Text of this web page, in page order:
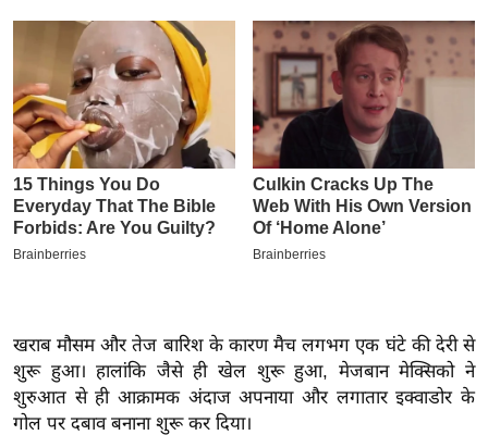
के
ट
I
P
L
2
क्रा
इ
म
खराब मौसम और तेज बारिश के कारण मैच लगभग एक घंटे की देरी से
शुरू हुआ। हालांकि जैसे ही खेल शुरू हुआ, मेजबान मेक्सिको ने
शुरुआत से ही आक्रामक अंदाज अपनाया और लगातार इक्वाडोर के
गोल पर दबाव बनाना शुरू कर दिया।